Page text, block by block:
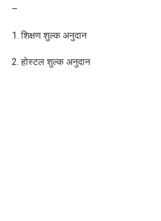
–
1. शिक्षण शुल्क अनुदान
2. होस्टल शुल्क अनुदान